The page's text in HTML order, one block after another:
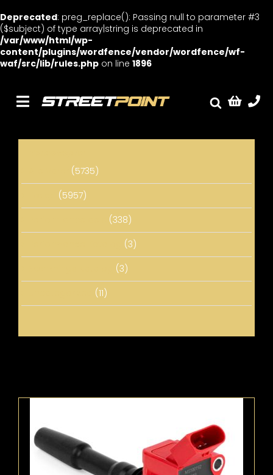
Deprecated: preg_replace(): Passing null to parameter #3
($subject) of type array|string is deprecated in
/var/www/html/wp-
content/plugins/wordfence/vendor/wordfence/wf-
waf/src/lib/rules.php on line 1896
content
Toggle
Sænkning
Ventilrens
Værksted
(5735)
(5957)
(338)
(3)
(3)
(11)